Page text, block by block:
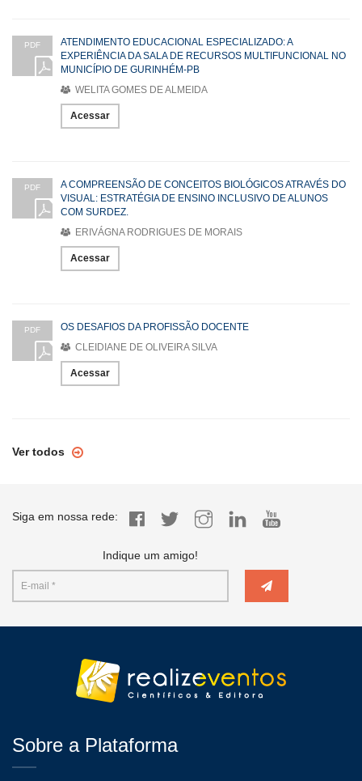
PDF
ATENDIMENTO EDUCACIONAL ESPECIALIZADO: A
EXPERIÊNCIA DA SALA DE RECURSOS MULTIFUNCIONAL NO
MUNICÍPIO DE GURINHÉM-PB
WELITA GOMES DE ALMEIDA
Acessar
PDF
A COMPREENSÃO DE CONCEITOS BIOLÓGICOS ATRAVÉS DO
VISUAL: ESTRATÉGIA DE ENSINO INCLUSIVO DE ALUNOS
COM SURDEZ.
ERIVÁGNA RODRIGUES DE MORAIS
Acessar
PDF
OS DESAFIOS DA PROFISSÃO DOCENTE
CLEIDIANE DE OLIVEIRA SILVA
Acessar
Ver todos
Siga em nossa rede:
Indique um amigo!
Sobre a Plataforma